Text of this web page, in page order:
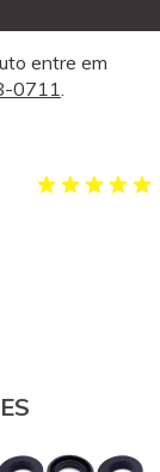
entre em
0711.